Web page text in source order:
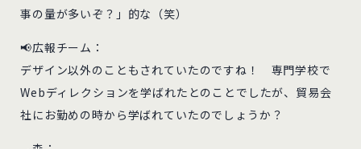
事の量が多いぞ？」的な（笑）
📢広報チーム：
デザイン以外のこともされていたのですね！ 専門学校で
Webディレクションを学ばれたとのことでしたが、貿易会
社にお勤めの時から学ばれていたのでしょうか？